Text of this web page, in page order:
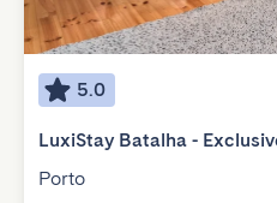
5.0
LuxiStay Batalha -
Porto